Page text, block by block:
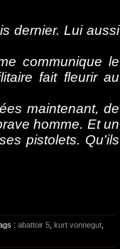
dernier. Lui aussi
communique le
fait fleurir au
maintenant, de
homme. Et un
pistolets. Qu'ils
: abattoir 5 kurt vonnegut